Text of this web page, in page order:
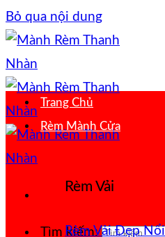
Bỏ qua nội dung
Tìm kiếm:
Trang Chủ
Rèm Mành Cửa
Rèm Vải
Rèm Vải Đẹp